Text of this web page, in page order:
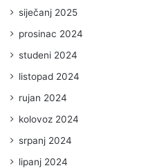
siječanj 2025
prosinac 2024
studeni 2024
listopad 2024
rujan 2024
kolovoz 2024
srpanj 2024
lipanj 2024